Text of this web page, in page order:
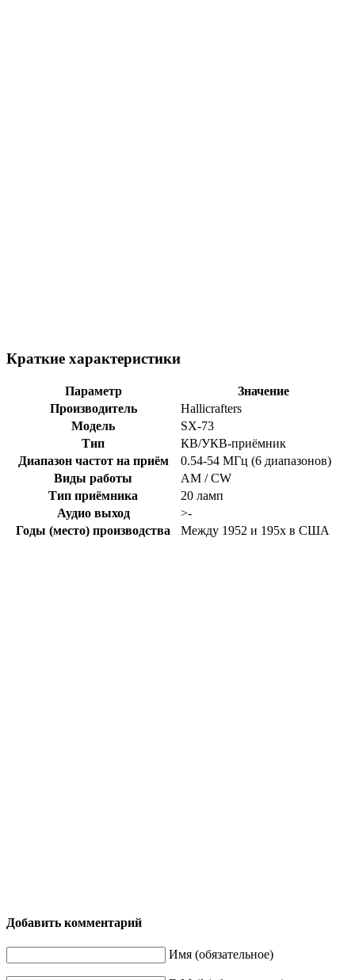
Краткие характеристики
Параметр
Значение
Производитель
Hallicrafters
Модель
SX-73
Тип
КВ/УКВ-приёмник
Диапазон частот на приём
0.54-54 МГц (6 диапазонов)
Виды работы
AM / CW
Тип приёмника
20 ламп
Аудио выход
>-
Годы (место) производства
Между 1952 и 195x в США
Добавить комментарий
Имя (обязательное)